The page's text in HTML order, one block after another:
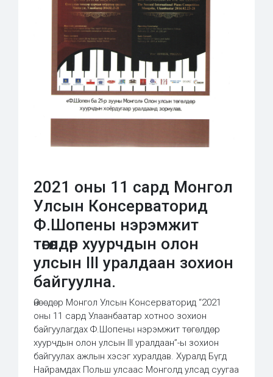
2021 оны 11 сард Монгол
Улсын Консерваторид
Ф.Шопены нэрэмжит
төгөлдөр хуурчдын олон
улсын III уралдаан зохион
байгуулна.
Өнөөдөр Монгол Улсын Консерваторид “2021
оны 11 сард Улаанбаатар хотноо зохион
байгуулагдах Ф.Шопены нэрэмжит төгөлдөр
хуурчдын олон улсын III уралдаан”-ы зохион
байгуулах ажлын хэсэг хуралдав. Хуралд Бүгд
Найрамдах Польш улсаас Монголд улсад суугаа